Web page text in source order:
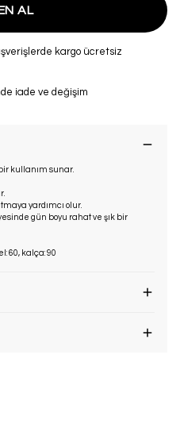
AL
kargo ücretsiz
iade ve değişim
kullanım sunar.
yardımcı olur.
gün boyu rahat ve şık bir
60, kalça: 90